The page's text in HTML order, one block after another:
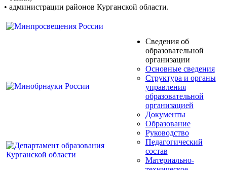
• администрации районов Курганской области.
Сведения об
образовательной
организации
Основные сведения
Структура и органы
управления
образовательной
организацией
Документы
Образование
Руководство
Педагогический
состав
Материально-